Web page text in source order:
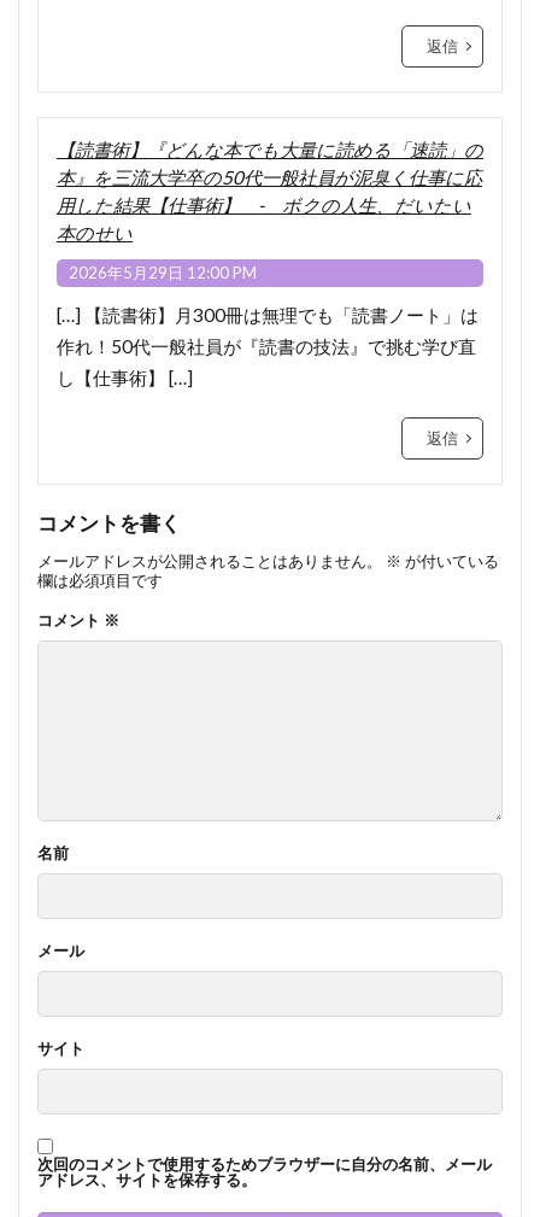
返信
【読書術】『どんな本でも大量に読める「速読」の
本』を三流大学卒の50代一般社員が泥臭く仕事に応
用した結果【仕事術】 - ボクの人生、だいたい
本のせい
2026年5月29日 12:00 PM
[…] 【読書術】月300冊は無理でも「読書ノート」は
作れ！50代一般社員が『読書の技法』で挑む学び直
し【仕事術】 […]
返信
コメントを書く
メールアドレスが公開されることはありません。 ※ が付いている
欄は必須項目です
コメント ※
名前
メール
サイト
次回のコメントで使用するためブラウザーに自分の名前、メール
アドレス、サイトを保存する。